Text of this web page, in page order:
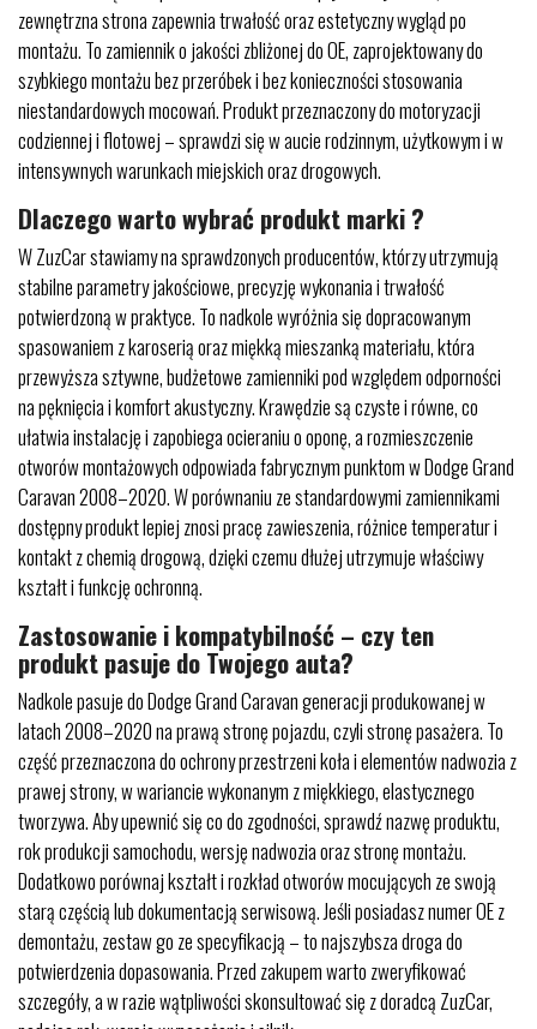
zewnętrzna strona zapewnia trwałość oraz estetyczny wygląd po
montażu. To zamiennik o jakości zbliżonej do OE, zaprojektowany do
szybkiego montażu bez przeróbek i bez konieczności stosowania
niestandardowych mocowań. Produkt przeznaczony do motoryzacji
codziennej i flotowej – sprawdzi się w aucie rodzinnym, użytkowym i w
intensywnych warunkach miejskich oraz drogowych.
Dlaczego warto wybrać produkt marki ?
W ZuzCar stawiamy na sprawdzonych producentów, którzy utrzymują
stabilne parametry jakościowe, precyzję wykonania i trwałość
potwierdzoną w praktyce. To nadkole wyróżnia się dopracowanym
spasowaniem z karoserią oraz miękką mieszanką materiału, która
przewyższa sztywne, budżetowe zamienniki pod względem odporności
na pęknięcia i komfort akustyczny. Krawędzie są czyste i równe, co
ułatwia instalację i zapobiega ocieraniu o oponę, a rozmieszczenie
otworów montażowych odpowiada fabrycznym punktom w Dodge Grand
Caravan 2008–2020. W porównaniu ze standardowymi zamiennikami
dostępny produkt lepiej znosi pracę zawieszenia, różnice temperatur i
kontakt z chemią drogową, dzięki czemu dłużej utrzymuje właściwy
kształt i funkcję ochronną.
Zastosowanie i kompatybilność – czy ten
produkt pasuje do Twojego auta?
Nadkole pasuje do Dodge Grand Caravan generacji produkowanej w
latach 2008–2020 na prawą stronę pojazdu, czyli stronę pasażera. To
część przeznaczona do ochrony przestrzeni koła i elementów nadwozia z
prawej strony, w wariancie wykonanym z miękkiego, elastycznego
tworzywa. Aby upewnić się co do zgodności, sprawdź nazwę produktu,
rok produkcji samochodu, wersję nadwozia oraz stronę montażu.
Dodatkowo porównaj kształt i rozkład otworów mocujących ze swoją
starą częścią lub dokumentacją serwisową. Jeśli posiadasz numer OE z
demontażu, zestaw go ze specyfikacją – to najszybsza droga do
potwierdzenia dopasowania. Przed zakupem warto zweryfikować
szczegóły, a w razie wątpliwości skonsultować się z doradcą ZuzCar,